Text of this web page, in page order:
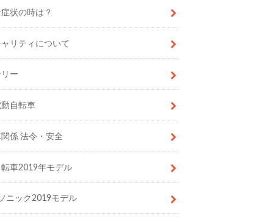
状の時は？
リティについて
ー
自転車
係 法令・安全
車2019年モデル
ニック2019モデル